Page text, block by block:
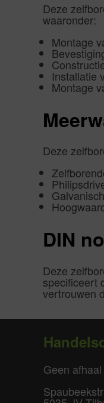
Deze
waaronder:
Montage
Installatie
Montage
Deze
DIN
Deze
specificeert
vertrouwen
Geen